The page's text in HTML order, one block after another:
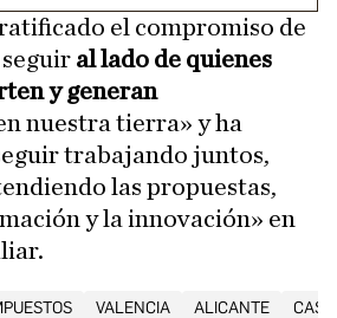
el compromiso de
al lado de quienes
y generan
nuestra tierra» y ha
trabajando juntos,
las propuestas,
y la innovación» en
VALENCIA ALICANTE